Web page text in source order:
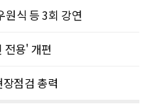
식 등 3회 강연
전용' 개편
점검 총력